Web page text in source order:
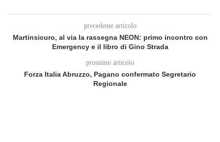
precedente articolo
Martinsicuro, al via la rassegna NEON: primo incontro con
Emergency e il libro di Gino Strada
prossimo articolo
Forza Italia Abruzzo, Pagano confermato Segretario
Regionale